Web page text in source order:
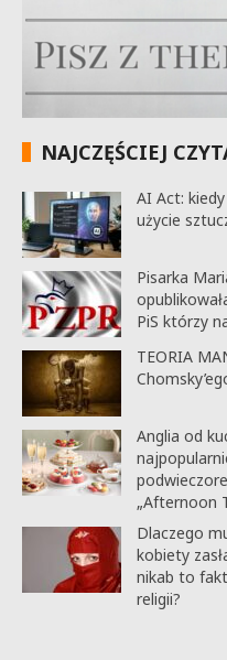
NAJCZĘŚCIEJ
AI Act:
użycie
Pisarka
PiS którzy
TEORIA
Anglia od
„Afternoon
Dlaczego
kobiety
nikab to
religii?